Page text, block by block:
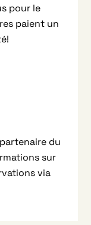
pour le
paient un
du
sur
via